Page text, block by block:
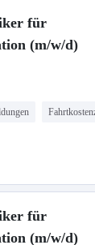
für
(m/w/d)
für
(m/w/d)